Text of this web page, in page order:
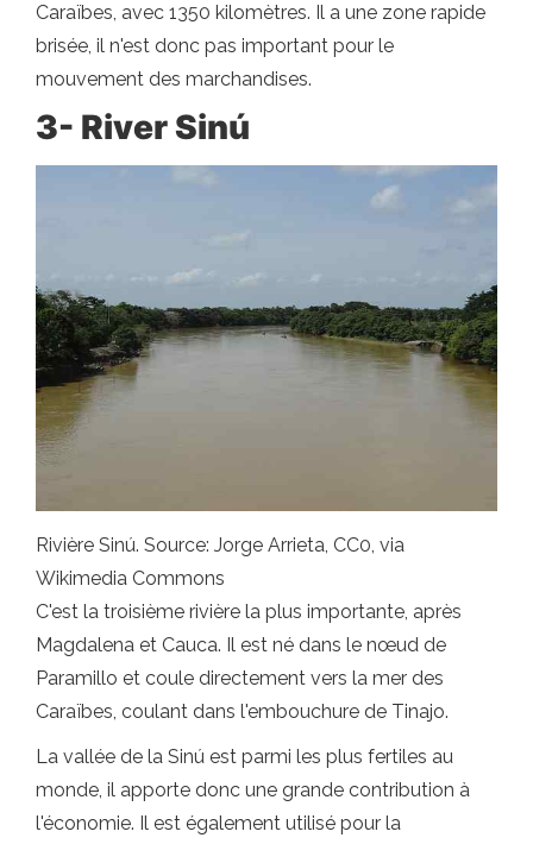
Caraïbes, avec 1350 kilomètres. Il a une zone rapide
brisée, il n'est donc pas important pour le
mouvement des marchandises.
3- River Sinú
Rivière Sinú. Source: Jorge Arrieta, CC0, via
Wikimedia Commons
C'est la troisième rivière la plus importante, après
Magdalena et Cauca. Il est né dans le nœud de
Paramillo et coule directement vers la mer des
Caraïbes, coulant dans l'embouchure de Tinajo.
La vallée de la Sinú est parmi les plus fertiles au
monde, il apporte donc une grande contribution à
l'économie. Il est également utilisé pour la